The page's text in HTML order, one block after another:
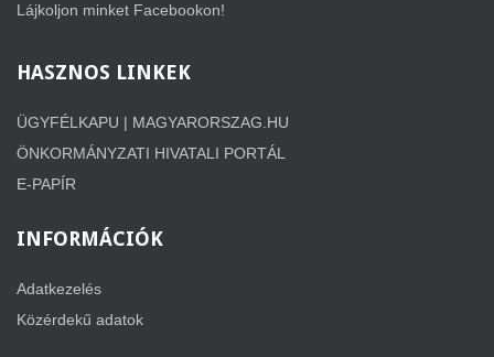
Lájkoljon minket Facebookon!
HASZNOS LINKEK
ÜGYFÉLKAPU | MAGYARORSZAG.HU
ÖNKORMÁNYZATI HIVATALI PORTÁL
E-PAPÍR
INFORMÁCIÓK
Adatkezelés
Közérdekű adatok